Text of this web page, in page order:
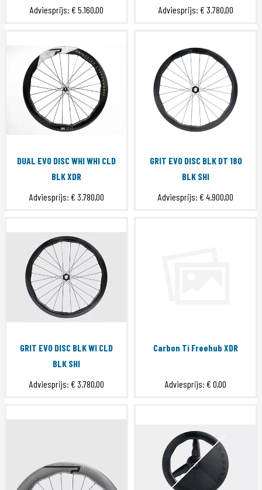
Adviesprijs: € 5.160,00
Adviesprijs: € 3.780,00
DUAL EVO DISC WHI WHI CLD
BLK XDR
Adviesprijs: € 3.780,00
GRIT EVO DISC BLK DT 180
BLK SHI
Adviesprijs: € 4.900,00
GRIT EVO DISC BLK WI CLD
BLK SHI
Adviesprijs: € 3.780,00
Carbon Ti Freehub XDR
Adviesprijs: € 0,00